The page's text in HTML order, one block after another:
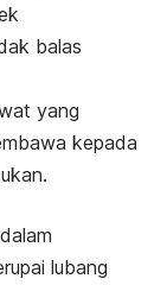
balas
yang
kepada
lubang